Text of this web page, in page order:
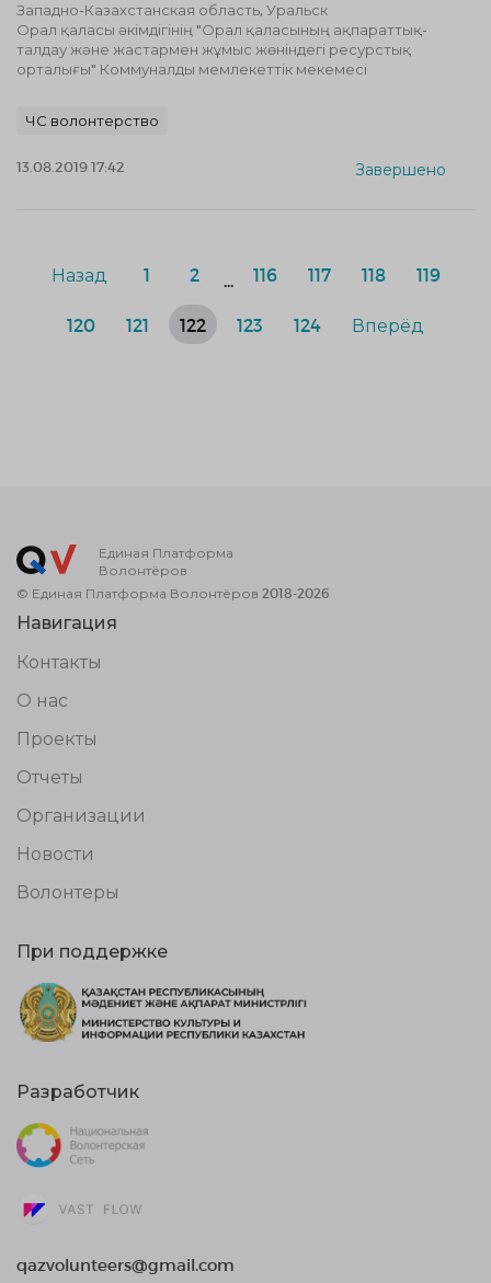
Западно-Казахстанская область, Уральск
Орал қаласы әкімдігінің "Орал қаласының ақпараттық-
талдау және жастармен жұмыс жөніндегі ресурстық
орталығы" Коммуналды мемлекеттік мекемесі
ЧС волонтерство
13.08.2019 17:42 Завершено
Назад 1 2 116 117 118 119
120 121 122 123 124 Вперёд
Единая Платформа
Волонтёров
© Единая Платформа Волонтёров 2018-2026
Навигация
Контакты
О нас
Проекты
Отчеты
Организации
Новости
Волонтеры
При поддержке
Разработчик
qazvolunteers@gmail.com